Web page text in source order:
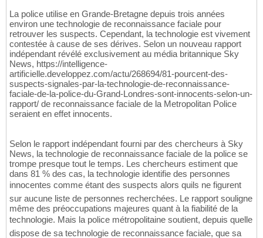
La police utilise en Grande-Bretagne depuis trois années
environ une technologie de reconnaissance faciale pour
retrouver les suspects. Cependant, la technologie est vivement
contestée à cause de ses dérives. Selon un nouveau rapport
indépendant révélé exclusivement au média britannique Sky
News, https://intelligence-
artificielle.developpez.com/actu/268694/81-pourcent-des-
suspects-signales-par-la-technologie-de-reconnaissance-
faciale-de-la-police-du-Grand-Londres-sont-innocents-selon-un-
rapport/ de reconnaissance faciale de la Metropolitan Police
seraient en effet innocents.
Selon le rapport indépendant fourni par des chercheurs à Sky
News, la technologie de reconnaissance faciale de la police se
trompe presque tout le temps. Les chercheurs estiment que
dans 81 % des cas, la technologie identifie des personnes
innocentes comme étant des suspects alors quils ne figurent
sur aucune liste de personnes recherchées. Le rapport souligne
même des préoccupations majeures quant à la fiabilité de la
technologie. Mais la police métropolitaine soutient, depuis quelle
dispose de sa technologie de reconnaissance faciale, que sa